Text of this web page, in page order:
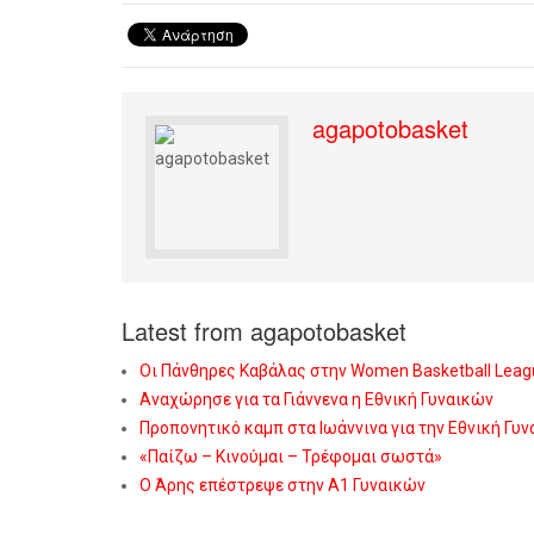
agapotobasket
Latest from agapotobasket
Οι Πάνθηρες Καβάλας στην Women Basketball
Αναχώρησε για τα Γιάννενα η Εθνική Γυναικών
Προπονητικό καμπ στα Ιωάννινα για την Εθνική
«Παίζω – Κινούμαι – Τρέφομαι σωστά»
Ο Άρης επέστρεψε στην Α1 Γυναικών